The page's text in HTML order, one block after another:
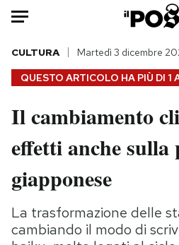
HOME
Italia
Politica
Tecnologia
Scienza
Cultura
QUESTO ARTICOLO HA PIÙ DI 1
CULTURA Martedì 3 dicembre
Il cambiamento
effetti anche sulla
giapponese
La trasformazione delle
cambiando il modo di